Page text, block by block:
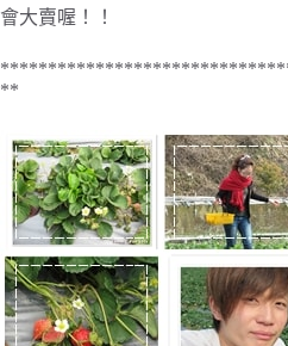
會大賣喔！！
**